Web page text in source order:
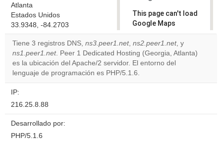
Atlanta
Estados Unidos
33.9348, -84.2703
This page can't load
Google Maps
correctly.
Do you
own this
Tiene 3 registros DNS, ns3.peer1.net, ns2.peer1.net, y
ns1.peer1.net. Peer 1 Dedicated Hosting (Georgia, Atlanta)
es la ubicación del Apache/2 servidor. El entorno del
lenguaje de programación es PHP/5.1.6.
IP:
216.25.8.88
Desarrollado por:
PHP/5.1.6